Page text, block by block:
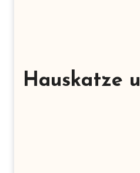
Hauskatze